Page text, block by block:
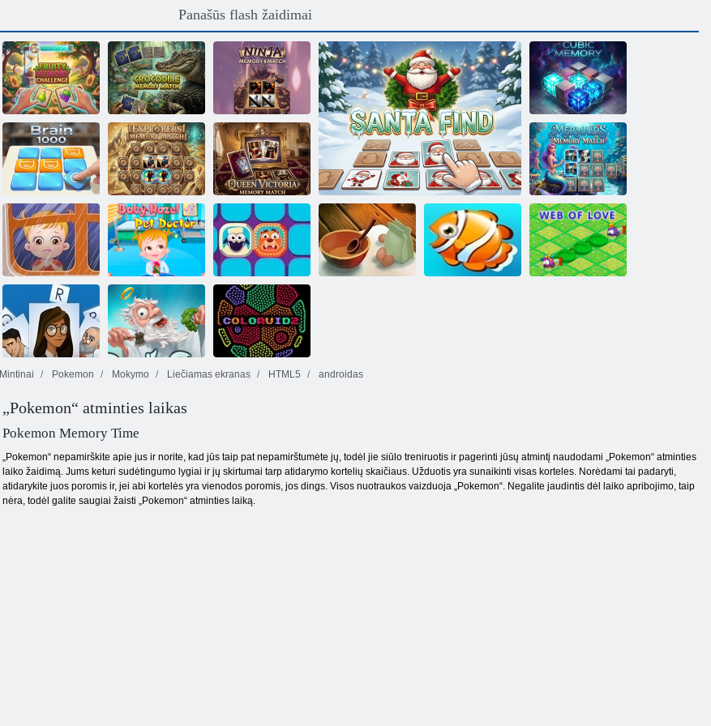
Panašūs flash žaidimai
Vaisių atminties
iššūkis
Krokodilo
atminties
rungtynės
Nindzių
atminties
rungtynės
Kubinė atmintis
Smegenys 1000
Tyrinėtojų
atminties
rungtynės
Karalienės
Viktorijos
atminimo
rungtynės
Undinių
atminties
rungtynės
Kūdikių Šviesiai
ruda: Tėvo diena
Kūdikių Šviesiai
ruda: Veterinaras
Furgonas
Užkalbėjimas Doodle Dievas
Mintinai Pokemon Mokymo Liečiamas ekranas HTML5 androidas
„Pokemon“ atminties laikas
Pokemon Memory Time
„Pokemon“ nepamirškite apie jus ir norite, kad jūs taip pat nepamirštumėte jų, todėl jie siūlo treniruotis ir pagerinti jūsų atmintį naudodami „Pokemon“ atminties
laiko žaidimą. Jums keturi sudėtingumo lygiai ir jų skirtumai tarp atidarymo kortelių skaičiaus. Užduotis yra sunaikinti visas korteles. Norėdami tai padaryti,
atidarykite juos poromis ir, jei abi kortelės yra vienodos poromis, jos dings. Visos nuotraukos vaizduoja „Pokemon“. Negalite jaudintis dėl laiko apribojimo, taip
nėra, todėl galite saugiai žaisti „Pokemon“ atminties laiką.